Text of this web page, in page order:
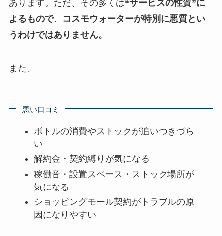
あります。ただ、その多くは“サービスの性質”に
よるもので、コスモウォーターが特別に悪質とい
うわけではありません。
また、
悪い口コミ
ボトルの消費やストックが追いつきづら
い
解約金・契約縛りが気になる
稼働音・設置スペース・ストック場所が
気になる
ショッピングモール契約がトラブルの原
因になりやすい